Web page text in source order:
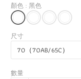
顏色 : 黑色
尺寸
數量